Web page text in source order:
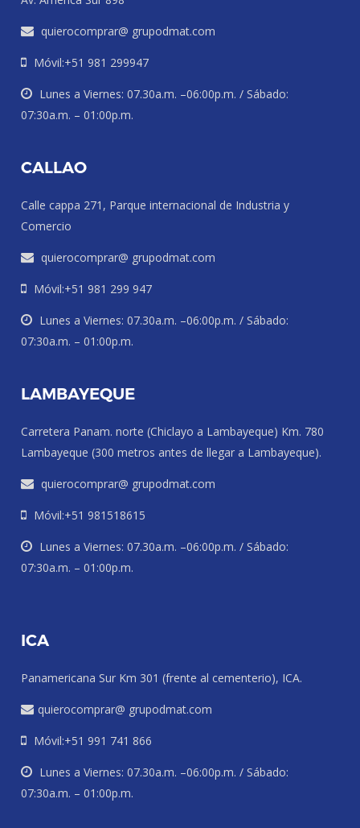
quierocomprar@ grupodmat.com
Móvil:+51 981 299947
Lunes a Viernes: 07.30a.m. –06:00p.m. / Sábado:
07:30a.m. – 01:00p.m.
CALLAO
Calle cappa 271, Parque internacional de Industria y
Comercio
quierocomprar@ grupodmat.com
Móvil:+51 981 299 947
Lunes a Viernes: 07.30a.m. –06:00p.m. / Sábado:
07:30a.m. – 01:00p.m.
LAMBAYEQUE
Carretera Panam. norte (Chiclayo a Lambayeque) Km. 780
Lambayeque (300 metros antes de llegar a Lambayeque).
quierocomprar@ grupodmat.com
Móvil:+51 981518615
Lunes a Viernes: 07.30a.m. –06:00p.m. / Sábado:
07:30a.m. – 01:00p.m.
ICA
Panamericana Sur Km 301 (frente al cementerio), ICA.
quierocomprar@ grupodmat.com
Móvil:+51 991 741 866
Lunes a Viernes: 07.30a.m. –06:00p.m. / Sábado:
07:30a.m. – 01:00p.m.